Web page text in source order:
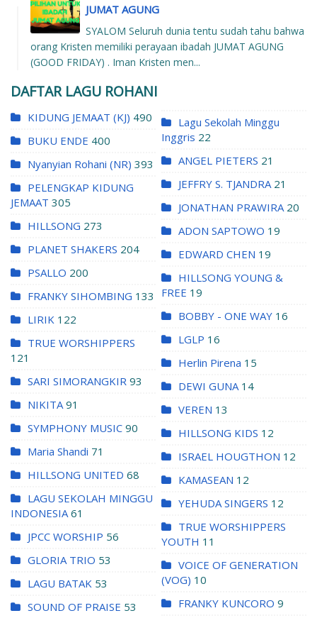
JUMAT AGUNG
SYALOM Seluruh dunia tentu sudah tahu bahwa
orang Kristen memiliki perayaan ibadah JUMAT AGUNG
(GOOD FRIDAY) . Iman Kristen men...
DAFTAR LAGU ROHANI
KIDUNG JEMAAT (KJ) 490
BUKU ENDE 400
Nyanyian Rohani (NR) 393
PELENGKAP KIDUNG
JEMAAT 305
HILLSONG 273
PLANET SHAKERS 204
PSALLO 200
FRANKY SIHOMBING 133
LIRIK 122
TRUE WORSHIPPERS
121
SARI SIMORANGKIR 93
NIKITA 91
SYMPHONY MUSIC 90
Maria Shandi 71
HILLSONG UNITED 68
LAGU SEKOLAH MINGGU
INDONESIA 61
JPCC WORSHIP 56
GLORIA TRIO 53
LAGU BATAK 53
SOUND OF PRAISE 53
Lagu Sekolah Minggu
Inggris 22
ANGEL PIETERS 21
JEFFRY S. TJANDRA 21
JONATHAN PRAWIRA 20
ADON SAPTOWO 19
EDWARD CHEN 19
HILLSONG YOUNG &
FREE 19
BOBBY - ONE WAY 16
LGLP 16
Herlin Pirena 15
DEWI GUNA 14
VEREN 13
HILLSONG KIDS 12
ISRAEL HOUGTHON 12
KAMASEAN 12
YEHUDA SINGERS 12
TRUE WORSHIPPERS
YOUTH 11
VOICE OF GENERATION
(VOG) 10
FRANKY KUNCORO 9